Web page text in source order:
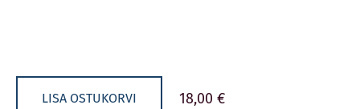
LISA OSTUKORVI 18,00 €